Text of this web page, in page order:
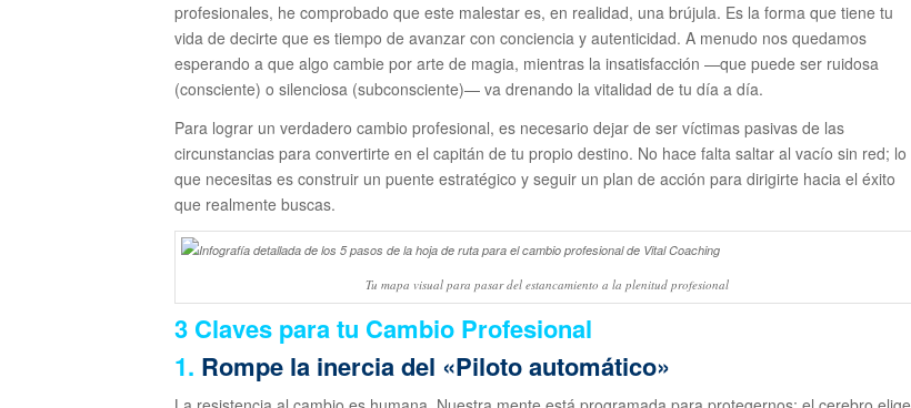
profesionales, he comprobado que este malestar es, en realidad, una brújula. Es la forma que tiene tu
vida de decirte que es tiempo de avanzar con conciencia y autenticidad. A menudo nos quedamos
esperando a que algo cambie por arte de magia, mientras la insatisfacción —que puede ser ruidosa
(consciente) o silenciosa (subconsciente)— va drenando la vitalidad de tu día a día.
Para lograr un verdadero cambio profesional, es necesario dejar de ser víctimas pasivas de las
circunstancias para convertirte en el capitán de tu propio destino. No hace falta saltar al vacío sin red; lo
que necesitas es construir un puente estratégico y seguir un plan de acción para dirigirte hacia el éxito
que realmente buscas.
Tu mapa visual para pasar del estancamiento a la plenitud profesional
3 Claves para tu Cambio Profesional
1. Rompe la inercia del «Piloto automático»